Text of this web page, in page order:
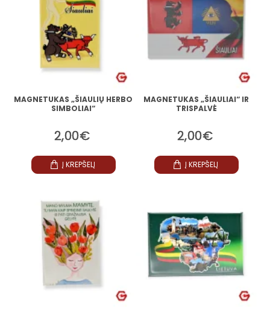
MAGNETUKAS „ŠIAULIŲ HERBO
SIMBOLIAI“
2,00€
Į KREPŠELĮ
MAGNETUKAS „ŠIAULIAI“ IR
TRISPALVĖ
2,00€
Į KREPŠELĮ